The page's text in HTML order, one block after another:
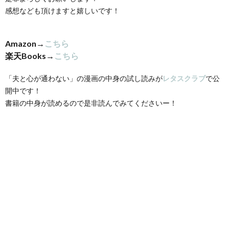
感想なども頂けますと嬉しいです！
Amazon→ こちら
楽天Books→ こちら
「夫と心が通わない」の漫画の中身の試し読みがレタスクラブで公
開中です！
書籍の中身が読めるので是非読んでみてくださいー！